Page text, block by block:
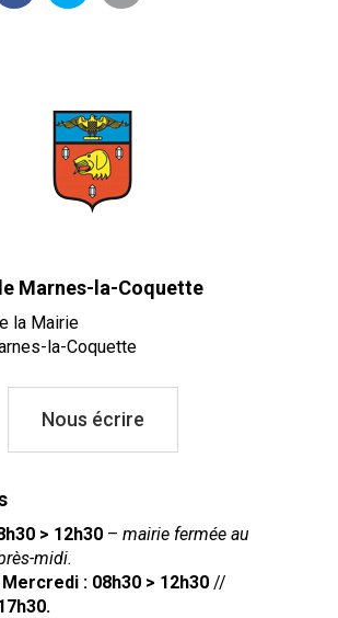
Marnes-la-Coquette
la Mairie
la-Coquette
Nous écrire
> 12h30 – mairie fermée au
midi.
: 08h30 > 12h30 //